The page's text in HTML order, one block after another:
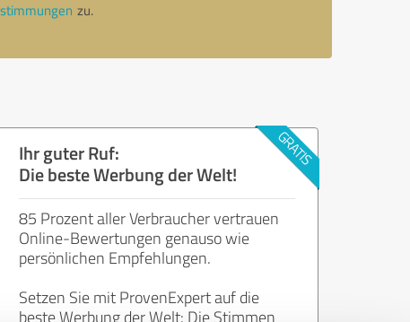
zu.
Ihr guter Ruf:
Die beste Werbung der Welt!
85 Prozent aller Verbraucher vertrauen
Online-Bewertungen genauso wie
persönlichen Empfehlungen.
Setzen Sie mit ProvenExpert auf die
beste Werbung der Welt: Die Stimmen